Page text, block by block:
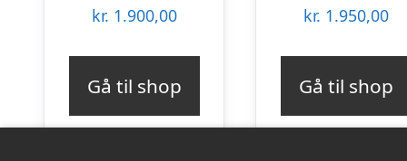
kr. 1.900,00
Gå til shop
kr. 1.950,00
Gå til shop